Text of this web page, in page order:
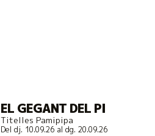
EL GEGANT DEL PI
Titelles Pamipipa
Del dj. 10.09.26al dg. 20.09.26